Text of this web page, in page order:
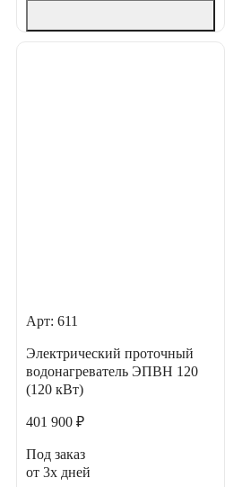
Арт: 611
Электрический проточный
водонагреватель ЭПВН 120
(120 кВт)
401 900 ₽
Под заказ
от 3х дней